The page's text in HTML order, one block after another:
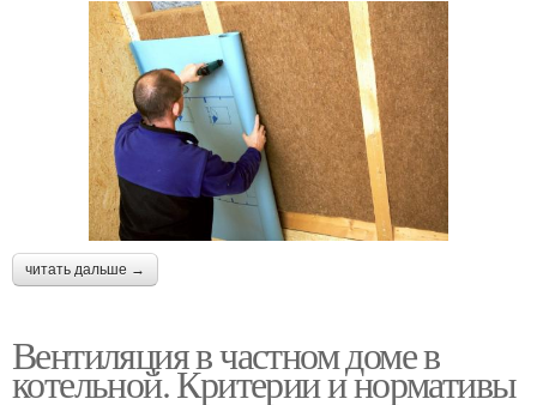
читать дальше →
Вентиляция в частном доме в
котельной. Критерии и нормативы